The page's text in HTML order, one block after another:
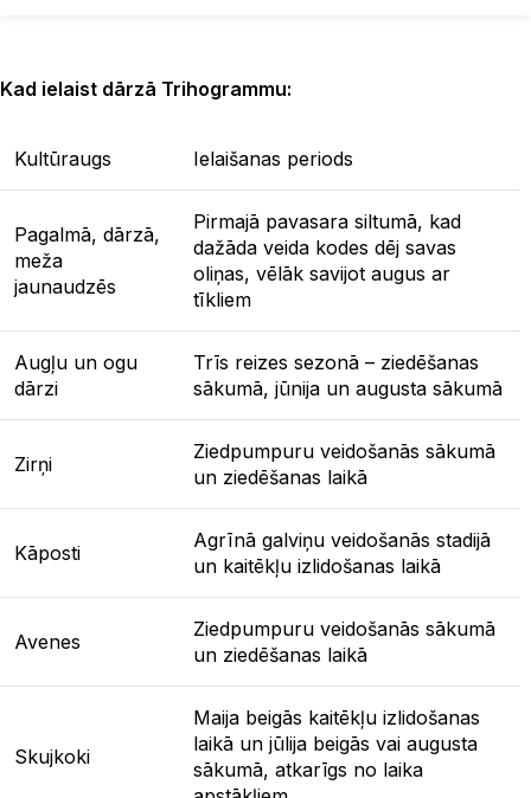
Kad ielaist dārzā Trihogrammu:
Kultūraugs Ielaišanas periods
Pagalmā, dārzā,
meža
jaunaudzēs
Pirmajā pavasara siltumā, kad
dažāda veida kodes dēj savas
oliņas, vēlāk savijot augus ar
tīkliem
Augļu un ogu
dārzi
Trīs reizes sezonā – ziedēšanas
sākumā, jūnija un augusta sākumā
Zirņi
Ziedpumpuru veidošanās sākumā
un ziedēšanas laikā
Kāposti
Agrīnā galviņu veidošanās stadijā
un kaitēkļu izlidošanas laikā
Avenes
Ziedpumpuru veidošanās sākumā
un ziedēšanas laikā
Skujkoki
Maija beigās kaitēkļu izlidošanas
laikā un jūlija beigās vai augusta
sākumā, atkarīgs no laika